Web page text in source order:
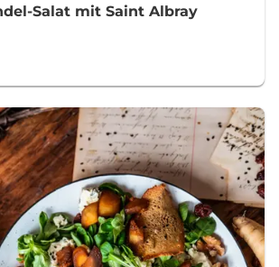
Salat mit Saint Albray